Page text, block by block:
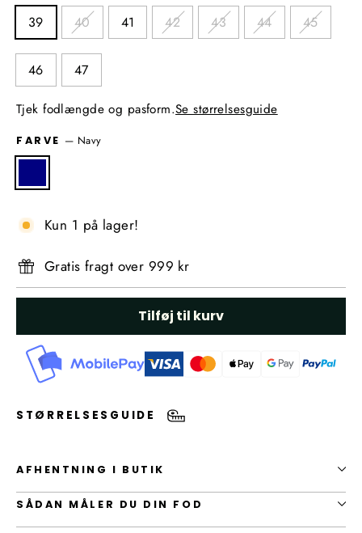
39 40 41 42 43 44 45
46 47
Tjek fodlængde og pasform.Se størrelsesguide
FARVE — Navy
Kun 1 på lager!
Gratis fragt over 999 kr
Tilføj til kurv
STØRRELSESGUIDE
AFHENTNING I BUTIK
SÅDAN MÅLER DU DIN FOD